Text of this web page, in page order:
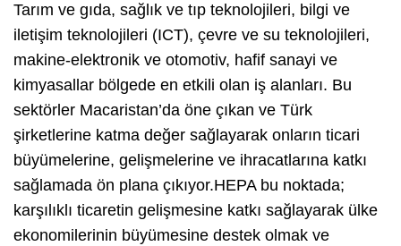
Tarım ve gıda, sağlık ve tıp teknolojileri, bilgi ve
iletişim teknolojileri (ICT), çevre ve su teknolojileri,
makine-elektronik ve otomotiv, hafif sanayi ve
kimyasallar bölgede en etkili olan iş alanları. Bu
sektörler Macaristan’da öne çıkan ve Türk
şirketlerine katma değer sağlayarak onların ticari
büyümelerine, gelişmelerine ve ihracatlarına katkı
sağlamada ön plana çıkıyor.HEPA bu noktada;
karşılıklı ticaretin gelişmesine katkı sağlayarak ülke
ekonomilerinin büyümesine destek olmak ve